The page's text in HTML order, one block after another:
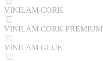
VINILAM CORK
VINILAM CORK PREMIUM
VINILAM GLUE